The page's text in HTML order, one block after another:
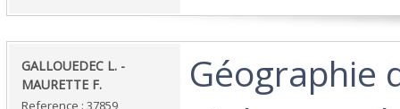
‎GALLOUEDEC L. -
MAURETTE F. ‎
Reference : 37859
‎Géographie